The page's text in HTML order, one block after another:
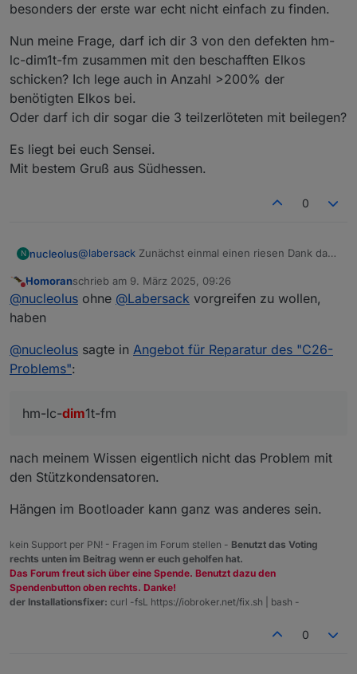
besonders der erste war echt nicht einfach zu finden.
Nun meine Frage, darf ich dir 3 von den defekten hm-
lc-dim1t-fm zusammen mit den beschafften Elkos
schicken? Ich lege auch in Anzahl >200% der
benötigten Elkos bei.
Oder darf ich dir sogar die 3 teilzerlöteten mit beilegen?
Es liegt bei euch Sensei.
Mit bestem Gruß aus Südhessen.
0
N nucleolus@labersack Zunächst einmal einen riesen Dank dass
Ich selber habe derzeit 6 Aktoren des Typs hm-lc-
dim1t-fm von denen einige in einer Art Bootloop
Lastgrenze wegen Hitze automatisch die Leistung
senken.
Ich habe nun bei 3 Aktoren angefangen selber die
Elkos zu entlöten nach Anleitung von
Allerdings sind die Beinchen teilweise so eng
gesetzt dass mich der Mut etwas verlassen hat das
jeden der auch mal mag):
https://www.tme.eu/de/details/pf2wr47mnn6311u/el
ektrolytische-kondensatoren-tht/elite/
https://www.tme.eu/de/details/eeufr1c101b/elektrolyt
ische-kondensatoren-tht/panasonic/
bekommt und besonders der erste war echt nicht
einfach zu finden.
Nun meine Frage, darf ich dir 3 von den defekten
hm-lc-dim1t-fm zusammen mit den beschafften Elkos
benötigten Elkos bei.
Oder darf ich dir sogar die 3 teilzerlöteten mit
beilegen?
Mit bestem Gruß aus Südhessen.
Nicht stören
Homoranschrieb am 9. März 2025, 09:26
zuletzt editiert von
@nucleolus ohne @Labersack vorgreifen zu wollen,
haben
@nucleolus sagte in Angebot für Reparatur des "C26-
Problems":
hm-lc-dim1t-fm
nach meinem Wissen eigentlich nicht das Problem mit
den Stützkondensatoren.
Hängen im Bootloader kann ganz was anderes sein.
kein Support per PN! - Fragen im Forum stellen - Benutzt das Voting
rechts unten im Beitrag wenn er euch geholfen hat.
Das Forum freut sich über eine Spende. Benutzt dazu den
Spendenbutton oben rechts. Danke!
der Installationsfixer: curl -fsL https://iobroker.net/fix.sh | bash -
0